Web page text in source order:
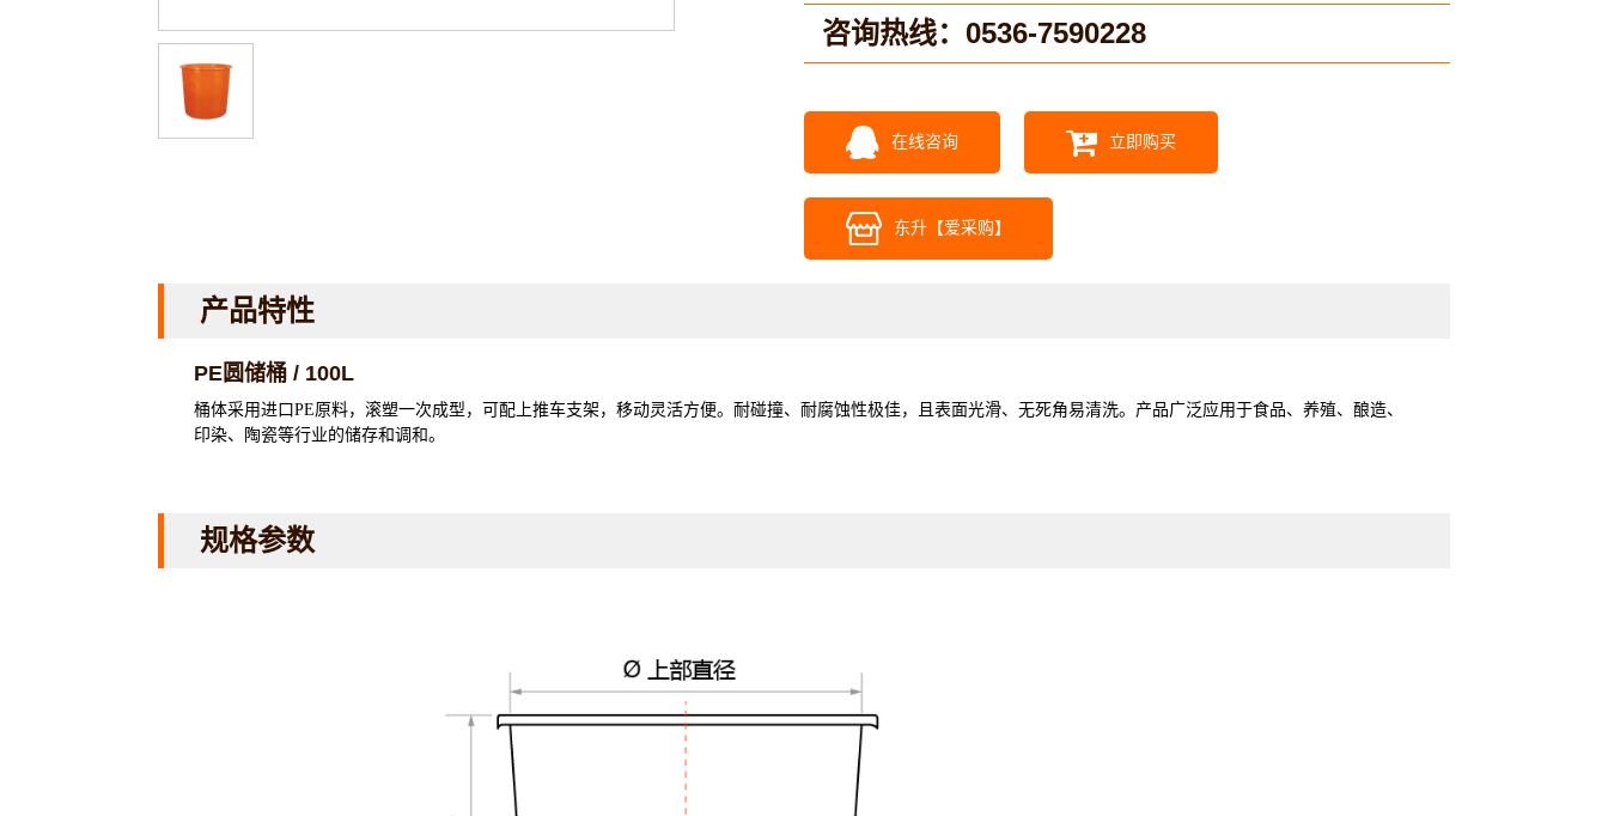
咨询热线： 0536-7590228
在线咨询 立即购买
东升【爱采购】
产品特性
PE圆储桶 / 100L
桶体采用进口PE原料，滚塑一次成型，可配上推车支架，移动灵活方便。耐碰撞、耐腐蚀性极佳，且表面光滑、无死角易清洗。产品广泛应用于食品、养殖、酿造、
印染、陶瓷等行业的储存和调和。
规格参数